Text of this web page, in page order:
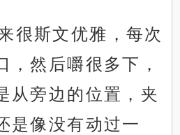
很斯文优雅，每次
，然后嚼很多下，
从旁边的位置，夹
是像没有动过一